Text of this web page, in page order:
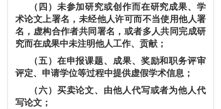
（四）未参加研究或创作而在研究成果、学
术论文上署名，未经他人许可而不当使用他人署
名，虚构合作者共同署名，或者多人共同完成研
究而在成果中未注明他人工作、贡献；
（五）在申报课题、成果、奖励和职务评审
评定、申请学位等过程中提供虚假学术信息；
（六）买卖论文、由他人代写或者为他人代
写论文；